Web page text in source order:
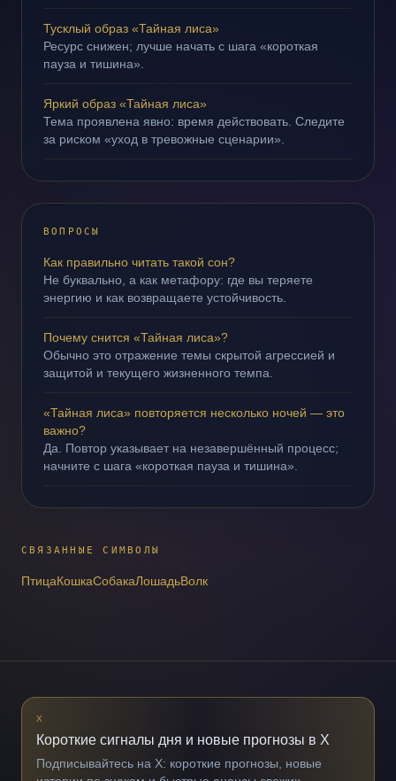
Тусклый образ «Тайная лиса»
Ресурс снижен; лучше начать с шага «короткая
пауза и тишина».
Яркий образ «Тайная лиса»
Тема проявлена явно: время действовать. Следите
за риском «уход в тревожные сценарии».
ВОПРОСЫ
Как правильно читать такой сон?
Не буквально, а как метафору: где вы теряете
энергию и как возвращаете устойчивость.
Почему снится «Тайная лиса»?
Обычно это отражение темы скрытой агрессией и
защитой и текущего жизненного темпа.
«Тайная лиса» повторяется несколько ночей — это
важно?
Да. Повтор указывает на незавершённый процесс;
начните с шага «короткая пауза и тишина».
СВЯЗАННЫЕ СИМВОЛЫ
ПтицаКошкаСобакаЛошадьВолк
X
Короткие сигналы дня и новые прогнозы в X
Подписывайтесь на X: короткие прогнозы, новые